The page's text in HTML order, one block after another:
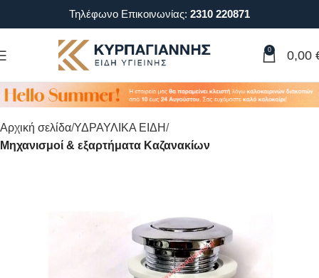
Τηλέφωνο Επικοινωνίας: 2310 220871
0 0,00
Αρχική σελίδα ΥΔΡΑΥΛΙΚΑ ΕΙΔΗ
Μηχανισμοί & εξαρτήματα Καζανακίων